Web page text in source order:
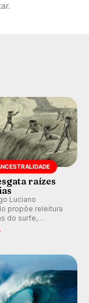
raízes
Luciano
propõe releitura
do surfe,
a cultura polinésia
esporte e indústria.